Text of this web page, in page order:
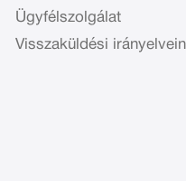
Ügyfélszolgálat
Visszaküldési